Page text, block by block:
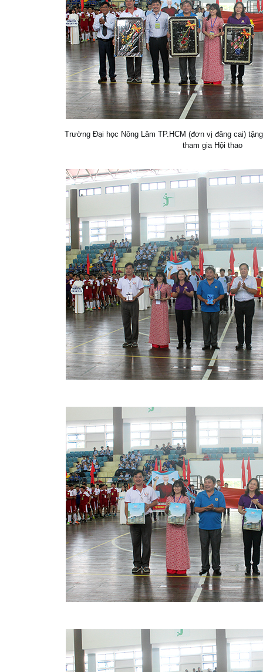
Trường Đại học Nông Lâm TP.HCM (đơn vị đăng cai)
tham gia Hội thao